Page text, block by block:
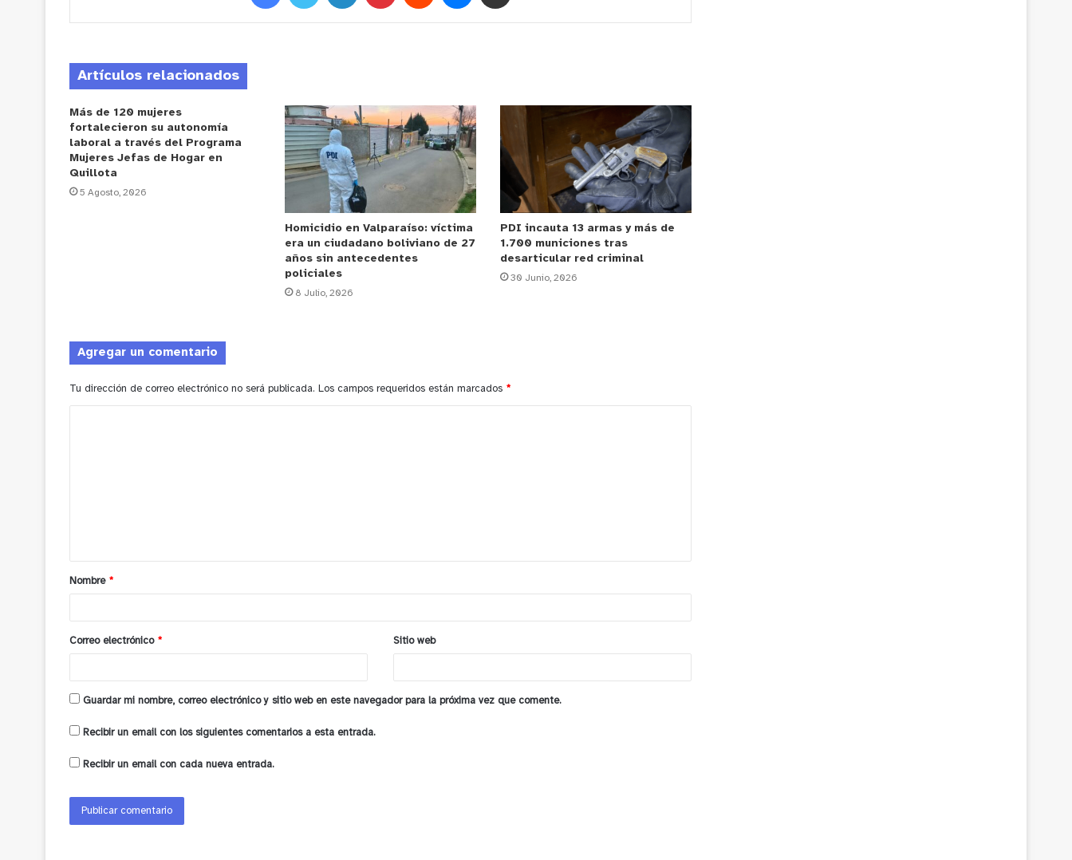
Artículos relacionados
Más de 120 mujeres
fortalecieron su autonomía
laboral a través del Programa
Mujeres Jefas de Hogar en
Quillota
5 Agosto, 2026
Homicidio en Valparaíso: víctima
era un ciudadano boliviano de 27
años sin antecedentes
policiales
8 Julio, 2026
PDI incauta 13 armas y más de
1.700 municiones tras
desarticular red criminal
30 Junio, 2026
Agregar un comentario
Tu dirección de correo electrónico no será publicada. Los campos requeridos están marcados *
a
r
*
Nombre *
Correo electrónico * Sitio web
Guardar mi nombre, correo electrónico y sitio web en este navegador para la próxima vez que comente.
Recibir un email con los siguientes comentarios a esta entrada.
Recibir un email con cada nueva entrada.